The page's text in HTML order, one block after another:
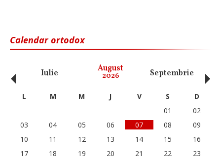
Calendar ortodox
Iulie August
2026 Septembrie
‹ L M M J V S
D
01
02
03
04 05 06 07 08
09
10
11 12 13 14 15
16
17
18 19 20 21 22
23